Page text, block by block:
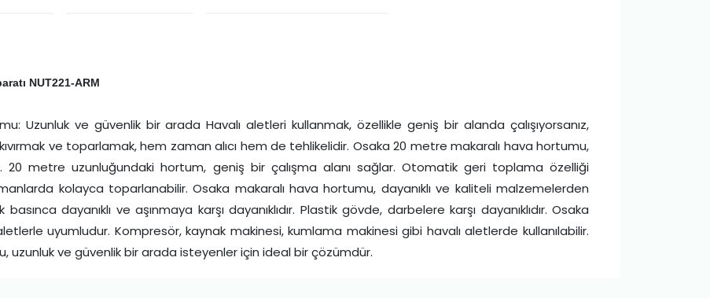
NUT221-ARM
Uzunluk ve güvenlik bir arada Havalı aletleri kullanmak, özellikle geniş bir alanda çalışıyorsanız,
ve toparlamak, hem zaman alıcı hem de tehlikelidir. Osaka 20 metre makaralı hava hortumu,
20 metre uzunluğundaki hortum, geniş bir çalışma alanı sağlar. Otomatik geri toplama özelliği
kolayca toparlanabilir. Osaka makaralı hava hortumu, dayanıklı ve kaliteli malzemelerden
dayanıklı ve aşınmaya karşı dayanıklıdır. Plastik gövde, darbelere karşı dayanıklıdır. Osaka
uyumludur. Kompresör, kaynak makinesi, kumlama makinesi gibi havalı aletlerde kullanılabilir.
uzunluk ve güvenlik bir arada isteyenler için ideal bir çözümdür.